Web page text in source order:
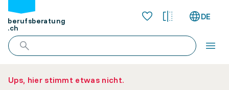
berufsberatung
.ch
DE
Ups, hier stimmt etwas nicht.